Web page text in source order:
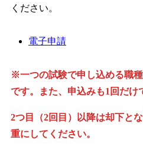
ください。
電子申請
※一つの試験で申し込める職
です。また、申込みも1回だけ
2つ目（2回目）以降は却下と
重にしてください。